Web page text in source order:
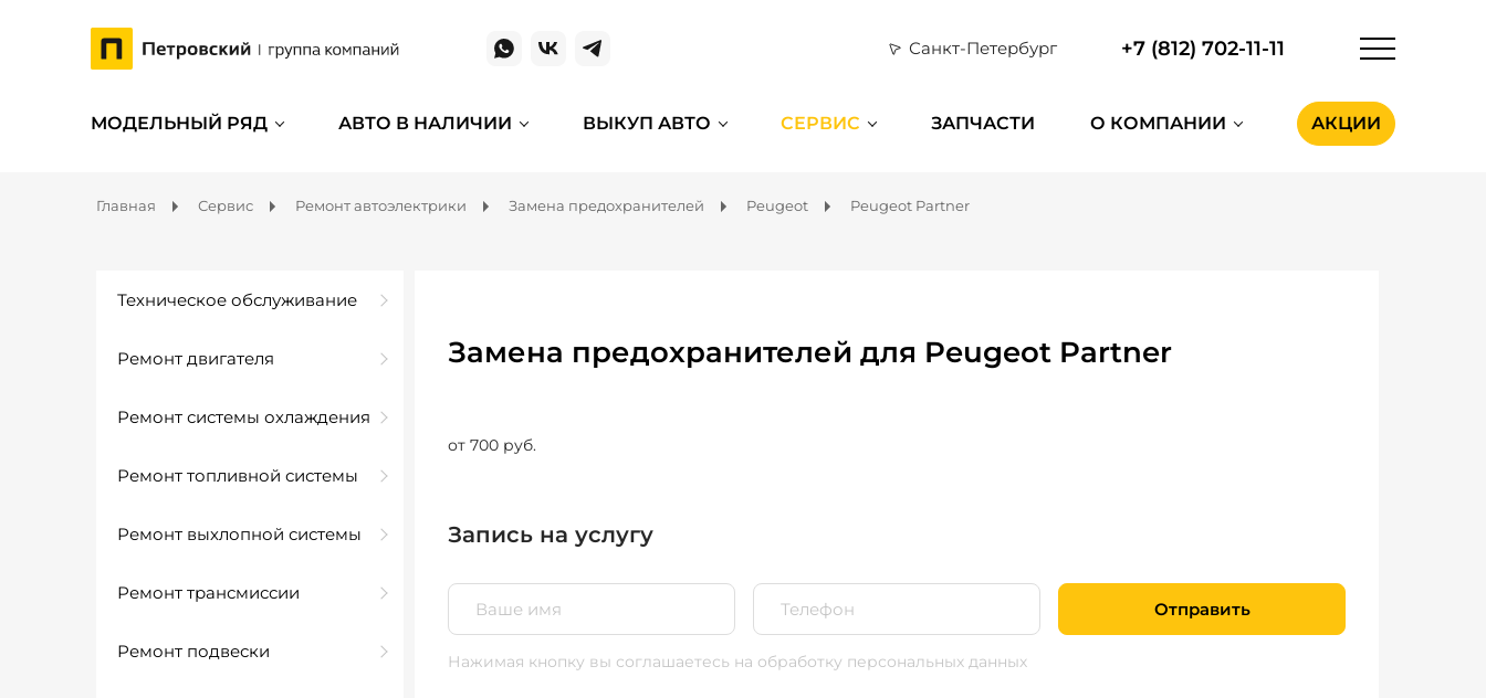
Санкт-Петербург +7 (812) 702-11-11
МОДЕЛЬНЫЙ РЯД АВТО В НАЛИЧИИ ВЫКУП АВТО СЕРВИС ЗАПЧАСТИ О КОМПАНИИ АКЦИИ
Главная Сервис Ремонт автоэлектрики Замена предохранителей Peugeot Peugeot Partner
Техническое обслуживание
Ремонт двигателя
Ремонт системы охлаждения
Ремонт топливной системы
Ремонт выхлопной системы
Ремонт трансмиссии
Ремонт подвески
Замена предохранителей для Peugeot Partner
от 700 руб.
Запись на услугу
Отправить
Нажимая кнопку вы соглашаетесь на обработку персональных данных